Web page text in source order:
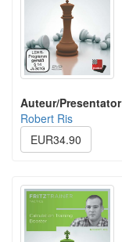
Auteur/Presentator
Robert Ris
EUR34.90